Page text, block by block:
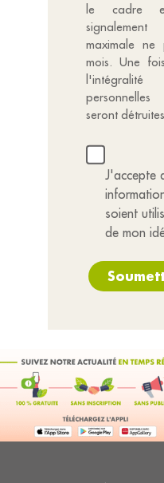
le cadre
maximale ne
mois. Une
seront
J'accepte
soient
de mon